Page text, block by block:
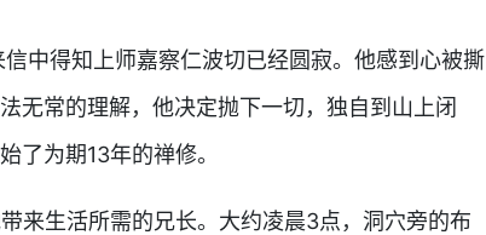
得知上师嘉察仁波切已经圆寂。他感到心被撕
无常的理解，他决定抛下一切，独自到山上闭
了为期13年的禅修。
生活所需的兄长。大约凌晨3点，洞穴旁的布